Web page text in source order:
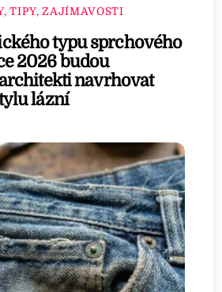
TIPY, ZAJÍMAVOSTI
typu sprchového
2026 budou
navrhovat
lázní